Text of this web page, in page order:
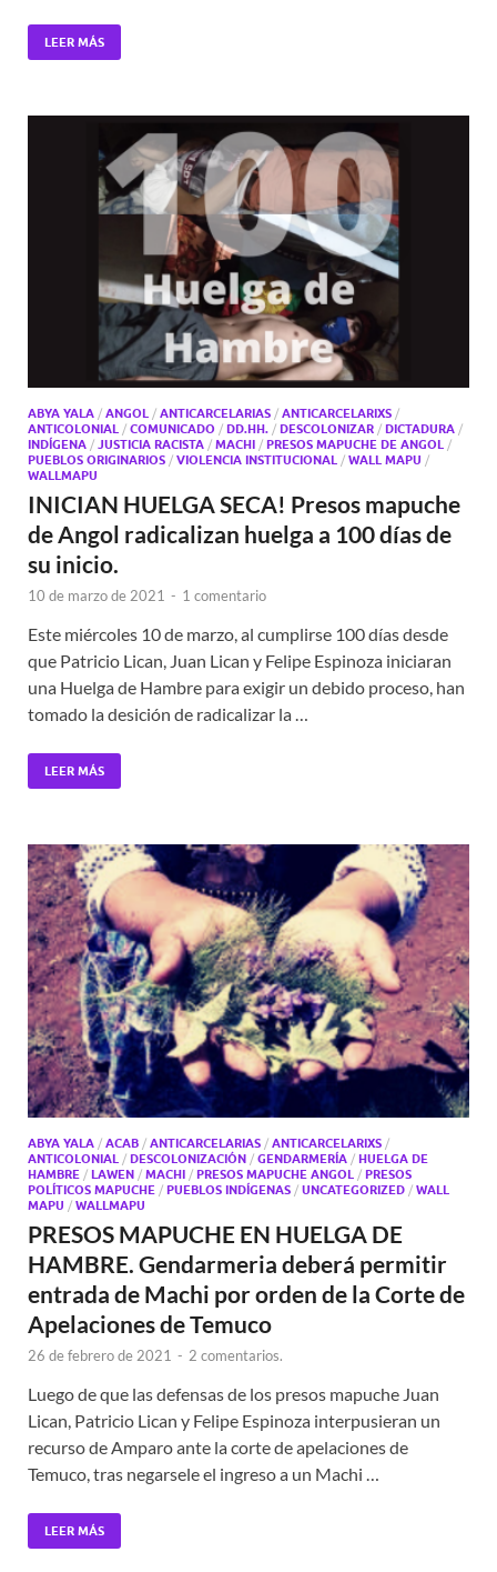
LEER MÁS
ABYA YALA / ANGOL / ANTICARCELARIAS / ANTICARCELARIXS /
ANTICOLONIAL / COMUNICADO / DD.HH. / DESCOLONIZAR / DICTADURA /
INDÍGENA / JUSTICIA RACISTA / MACHI / PRESOS MAPUCHE DE ANGOL /
PUEBLOS ORIGINARIOS / VIOLENCIA INSTITUCIONAL / WALL MAPU /
WALLMAPU
INICIAN HUELGA SECA! Presos mapuche
de Angol radicalizan huelga a 100 días de
su inicio.
10 de marzo de 2021 - 1 comentario
Este miércoles 10 de marzo, al cumplirse 100 días desde
que Patricio Lican, Juan Lican y Felipe Espinoza iniciaran
una Huelga de Hambre para exigir un debido proceso, han
tomado la desición de radicalizar la …
LEER MÁS
ABYA YALA / ACAB / ANTICARCELARIAS / ANTICARCELARIXS /
ANTICOLONIAL / DESCOLONIZACIÓN / GENDARMERÍA / HUELGA DE
HAMBRE / LAWEN / MACHI / PRESOS MAPUCHE ANGOL / PRESOS
POLÍTICOS MAPUCHE / PUEBLOS INDÍGENAS / UNCATEGORIZED / WALL
MAPU / WALLMAPU
PRESOS MAPUCHE EN HUELGA DE
HAMBRE. Gendarmeria deberá permitir
entrada de Machi por orden de la Corte de
Apelaciones de Temuco
26 de febrero de 2021 - 2 comentarios.
Luego de que las defensas de los presos mapuche Juan
Lican, Patricio Lican y Felipe Espinoza interpusieran un
recurso de Amparo ante la corte de apelaciones de
Temuco, tras negarsele el ingreso a un Machi …
LEER MÁS